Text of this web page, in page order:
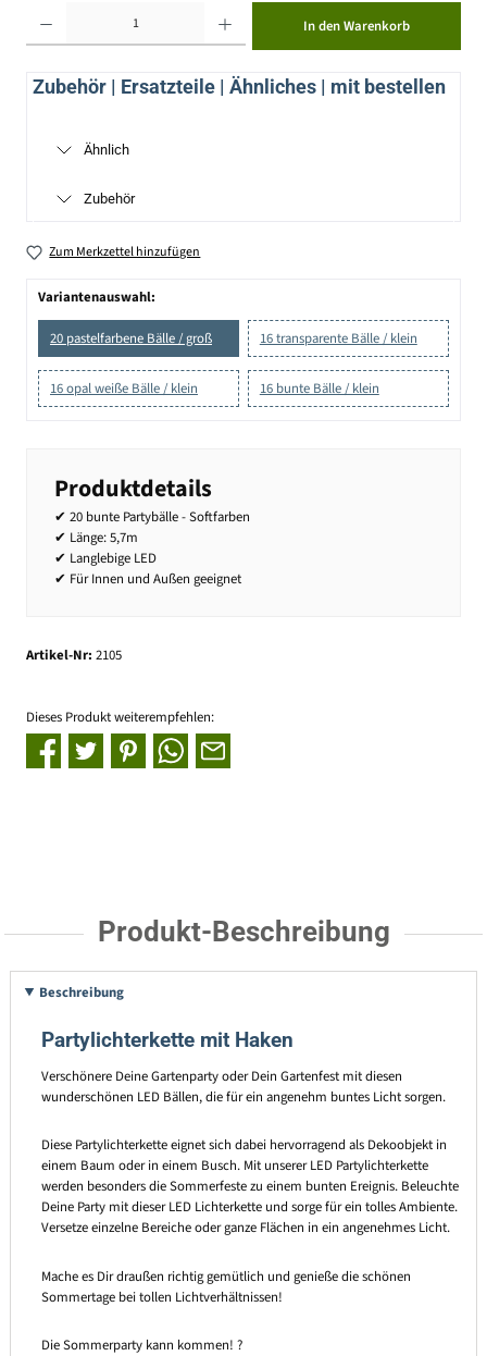
In den Warenkorb
Zubehör | Ersatzteile | Ähnliches | mit bestellen
Ähnlich
Zubehör
Zum Merkzettel hinzufügen
Variantenauswahl:
20 pastelfarbene Bälle / groß 16 transparente Bälle / klein
16 opal weiße Bälle / klein 16 bunte Bälle / klein
Produktdetails
✔ 20 bunte Partybälle - Softfarben
✔ Länge: 5,7m
✔ Langlebige LED
✔ Für Innen und Außen geeignet
Artikel-Nr: 2105
Dieses Produkt weiterempfehlen:
Produkt-Beschreibung
Beschreibung
Partylichterkette mit Haken
Verschönere Deine Gartenparty oder Dein Gartenfest mit diesen
wunderschönen LED Bällen, die für ein angenehm buntes Licht sorgen.
Diese Partylichterkette eignet sich dabei hervorragend als Dekoobjekt in
einem Baum oder in einem Busch. Mit unserer LED Partylichterkette
werden besonders die Sommerfeste zu einem bunten Ereignis. Beleuchte
Deine Party mit dieser LED Lichterkette und sorge für ein tolles Ambiente.
Versetze einzelne Bereiche oder ganze Flächen in ein angenehmes Licht.
Mache es Dir draußen richtig gemütlich und genieße die schönen
Sommertage bei tollen Lichtverhältnissen!
Die Sommerparty kann kommen! ?